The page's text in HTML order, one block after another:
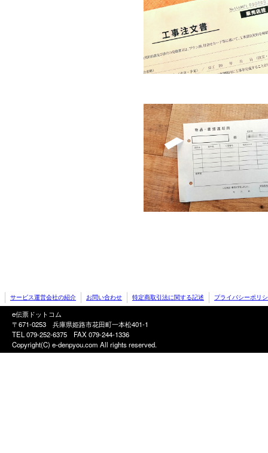
サービス運営会社の紹介 お問い合わせ 特定商取引法に関する記述 プライバシーポリ
e伝票ドットコム
〒671-0253 兵庫県姫路市花田町一本松401-1
TEL 079-252-6375 FAX 079-244-1336
Copyright(C) e-denpyou.com All rights reserved.